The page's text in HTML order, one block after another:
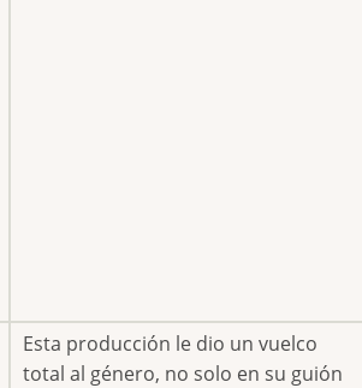
Esta producción le dio un vuelco
total al género, no solo en su guión